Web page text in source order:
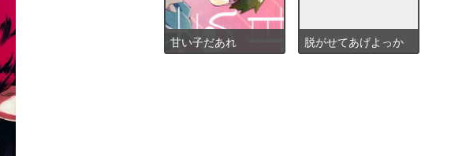
甘い子だあれ 脱がせてあげよっか